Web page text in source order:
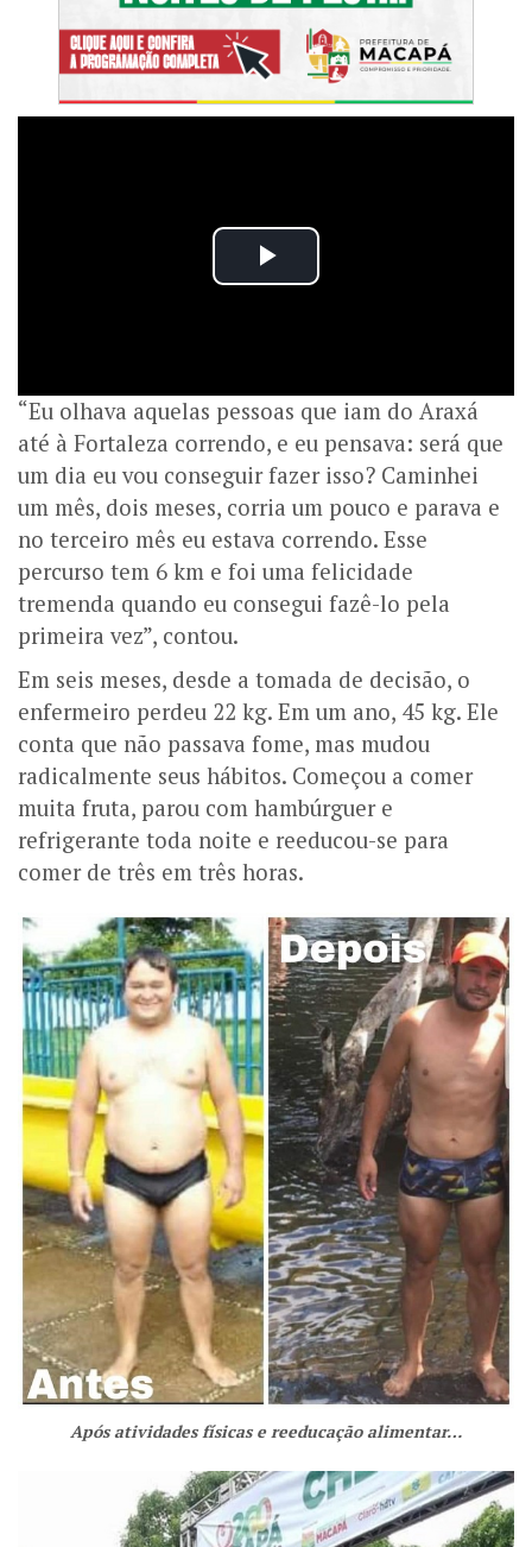
“Eu olhava aquelas pessoas que iam do Araxá
até à Fortaleza correndo, e eu pensava: será que
um dia eu vou conseguir fazer isso? Caminhei
um mês, dois meses, corria um pouco e parava e
no terceiro mês eu estava correndo. Esse
percurso tem 6 km e foi uma felicidade
tremenda quando eu consegui fazê-lo pela
primeira vez”, contou.
Em seis meses, desde a tomada de decisão, o
enfermeiro perdeu 22 kg. Em um ano, 45 kg. Ele
conta que não passava fome, mas mudou
radicalmente seus hábitos. Começou a comer
muita fruta, parou com hambúrguer e
refrigerante toda noite e reeducou-se para
comer de três em três horas.
Após atividades físicas e reeducação alimentar…